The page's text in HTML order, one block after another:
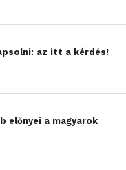
friss híreket talál
a technológiai
a
Facebookonis!
az itt a kérdés!
előnyei a magyarok